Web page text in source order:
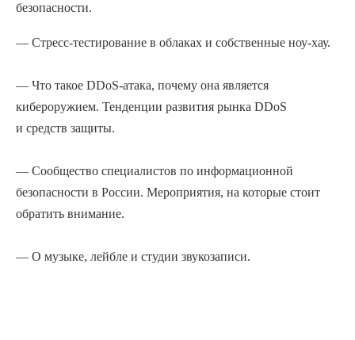
безопасности.
— Стресс-тестирование в облаках и собственные ноу-хау.
— Что такое DDoS-атака, почему она является
кибероружием. Тенденции развития рынка DDoS
и средств защиты.
— Сообщество специалистов по информационной
безопасности в России. Мероприятия, на которые стоит
обратить внимание.
— О музыке, лейбле и студии звукозаписи.